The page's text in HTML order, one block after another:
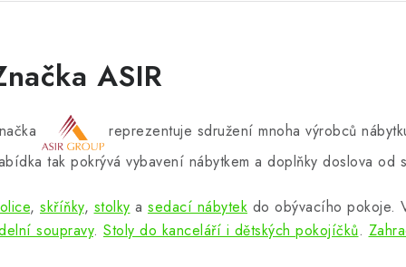
ASIR
reprezentuje sdružení mnoha výrobců
tak pokrývá vybavení nábytkem a doplňky doslova od
, skříňky, stolky a sedací nábytek do obývacího pokoje.
soupravy. Stoly do kanceláří i dětských pokojíčků.